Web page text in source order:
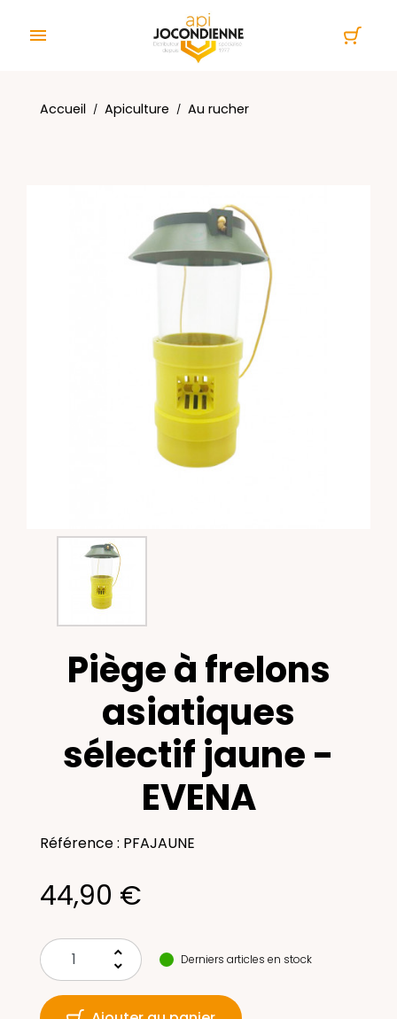

Accueil Apiculture Au rucher
Piège à frelons
asiatiques
sélectif jaune -
EVENA
Référence : PFAJAUNE
44,90 €
keyboard_arrow_up
keyboard_arrow_down
Derniers articles en stock
Panneau de gestion des cookies